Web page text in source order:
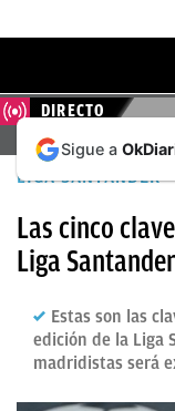
ÚLTIMAS
NOTICIAS
MADRID
BALONCESTO
CANTERA
FICHAJES
DIRECTO
DIRECTO
FERENCVAROS – REAL
LIGA SANTANDER
Las cinco
Liga
Estas son las
edición de la Liga
madridistas será
Sigue a